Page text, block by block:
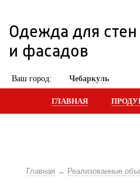
Одежда для стен
и фасадов
Ваш город: Чебаркуль
ГЛАВНАЯ
Главная Реализованные